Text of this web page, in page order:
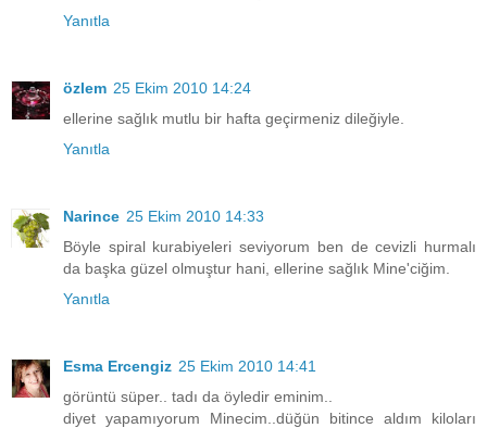
Yanıtla
özlem 25 Ekim 2010 14:24
ellerine sağlık mutlu bir hafta geçirmeniz dileğiyle.
Yanıtla
Narince 25 Ekim 2010 14:33
Böyle spiral kurabiyeleri seviyorum ben de cevizli hurmalı
da başka güzel olmuştur hani, ellerine sağlık Mine'ciğim.
Yanıtla
Esma Ercengiz 25 Ekim 2010 14:41
görüntü süper.. tadı da öyledir eminim..
diyet yapamıyorum Minecim..düğün bitince aldım kiloları